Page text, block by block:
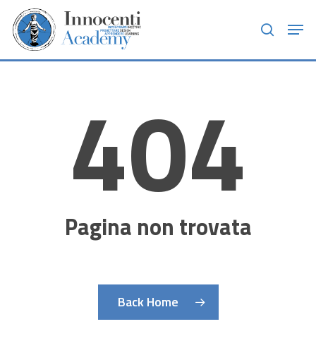
Skip
main
search
404
Pagina non trovata
Back Home